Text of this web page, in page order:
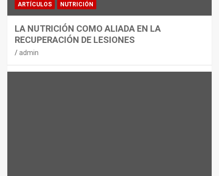
ARTÍCULOS NUTRICIÓN
LA NUTRICIÓN COMO ALIADA EN LA
RECUPERACIÓN DE LESIONES
admin